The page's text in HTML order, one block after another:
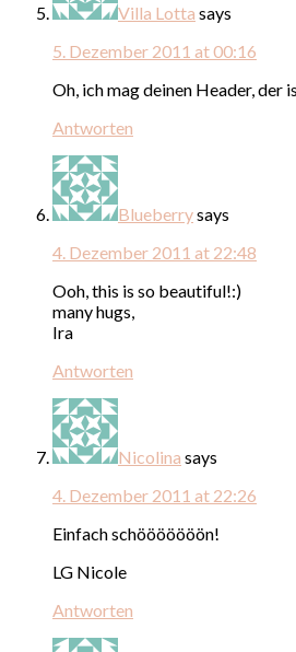
Villa Lotta says
5. Dezember 2011 at 00:16
Oh, ich mag deinen Header, der
Antworten
Blueberrysays
4. Dezember 2011 at 22:48
Ooh, this is so beautiful!:)
many hugs,
Ira
Antworten
Nicolina says
4. Dezember 2011 at 22:26
Einfach schööööööön!
LG Nicole
Antworten